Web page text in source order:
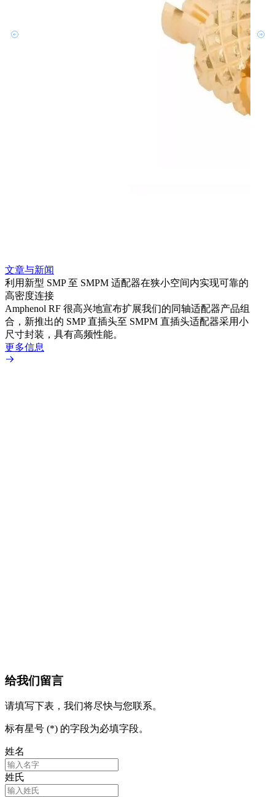
文章与新闻
利用新型 SMP 至 SMPM 适配器在狭小空间内实现可靠的
高密度连接
Amphenol RF 很高兴地宣布扩展我们的同轴适配器产品组
合，新推出的 SMP 直插头至 SMPM 直插头适配器采用小
尺寸封装，具有高频性能。
更多信息
给我们留言
请填写下表，我们将尽快与您联系。
标有星号 (*) 的字段为必填字段。
姓名
姓氏